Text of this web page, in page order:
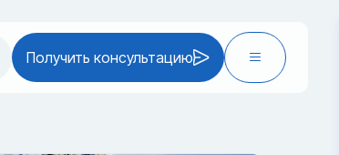
Получить консультацию